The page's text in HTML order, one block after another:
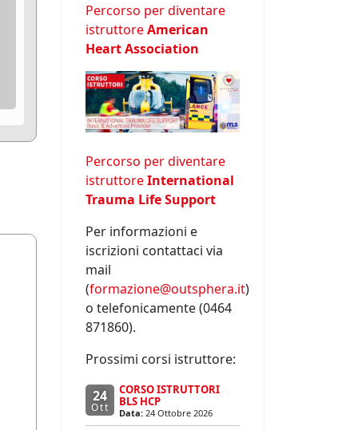
Percorso per diventare
istruttoreAmerican
Heart Association
Percorso per diventare
istruttoreInternational
Trauma Life Support
Per informazioni e
iscrizioni contattaci via
mail
(formazione@outsphera.it)
o telefonicamente (0464
871860).
Prossimi corsi istruttore:
24
Ott
CORSO ISTRUTTORI
BLS HCP
Data: 24 Ottobre 2026